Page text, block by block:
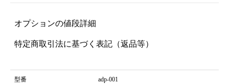
オプションの値段詳細
特定商取引法に基づく表記（返品等）
型番 adp-001